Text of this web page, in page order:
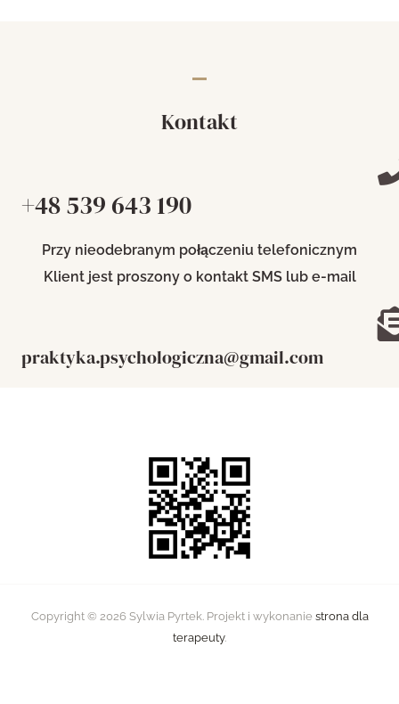
Kontakt
+48 539 643 190
Przy nieodebranym połączeniu telefonicznym
Klient jest proszony o kontakt SMS lub e-mail
praktyka.psychologiczna@gmail.com
Copyright © 2026 Sylwia Pyrtek. Projekt i wykonanie strona dla
terapeuty.